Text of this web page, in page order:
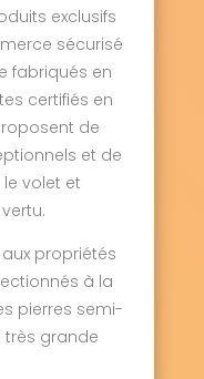
et Mue 14740
14130
14800
14490
14490
14370
14410
exclusifs
sécurisé
fabriqués en
certifiés en
de
et de
volet et
propriétés
à la
pierres semi-
très grande